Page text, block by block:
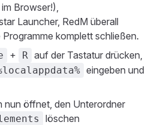
Browser!),
Launcher, RedM überall
komplett schließen.
+ R auf der Tastatur drücken,
eingeben und
nun öffnet, den Unterordner
löschen